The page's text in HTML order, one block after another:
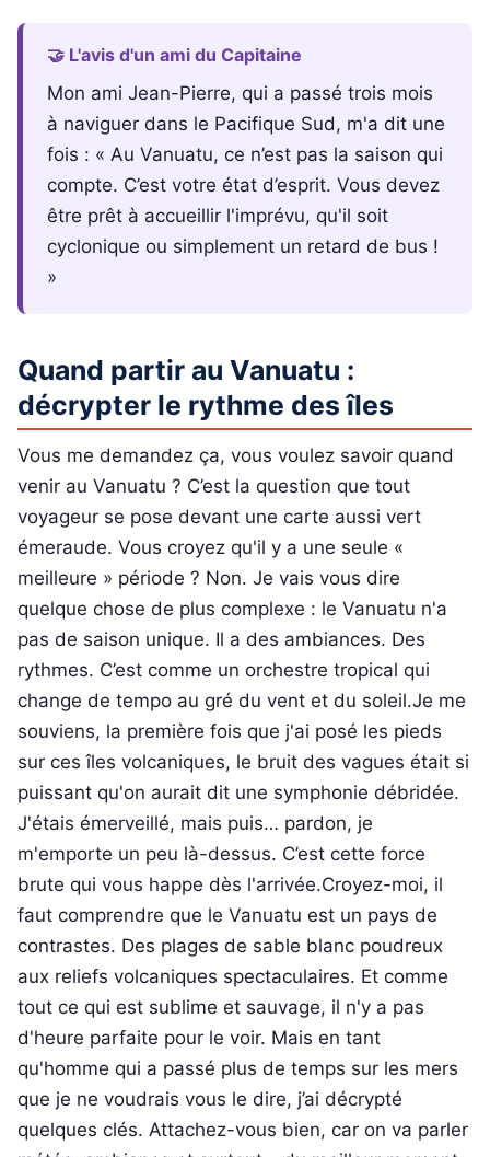
🤝 L'avis d'un ami du Capitaine
Mon ami Jean-Pierre, qui a passé trois mois
à naviguer dans le Pacifique Sud, m'a dit une
fois : « Au Vanuatu, ce n’est pas la saison qui
compte. C’est votre état d’esprit. Vous devez
être prêt à accueillir l'imprévu, qu'il soit
cyclonique ou simplement un retard de bus !
»
Quand partir au Vanuatu :
décrypter le rythme des îles
Vous me demandez ça, vous voulez savoir quand
venir au Vanuatu ? C’est la question que tout
voyageur se pose devant une carte aussi vert
émeraude. Vous croyez qu'il y a une seule «
meilleure » période ? Non. Je vais vous dire
quelque chose de plus complexe : le Vanuatu n'a
pas de saison unique. Il a des ambiances. Des
rythmes. C’est comme un orchestre tropical qui
change de tempo au gré du vent et du soleil.Je me
souviens, la première fois que j'ai posé les pieds
sur ces îles volcaniques, le bruit des vagues était si
puissant qu'on aurait dit une symphonie débridée.
J'étais émerveillé, mais puis… pardon, je
m'emporte un peu là-dessus. C’est cette force
brute qui vous happe dès l'arrivée.Croyez-moi, il
faut comprendre que le Vanuatu est un pays de
contrastes. Des plages de sable blanc poudreux
aux reliefs volcaniques spectaculaires. Et comme
tout ce qui est sublime et sauvage, il n'y a pas
d'heure parfaite pour le voir. Mais en tant
qu'homme qui a passé plus de temps sur les mers
que je ne voudrais vous le dire, j’ai décrypté
quelques clés. Attachez-vous bien, car on va parler